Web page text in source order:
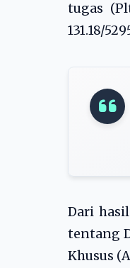
tugas
131.18/
Dari
tentang
Khusus